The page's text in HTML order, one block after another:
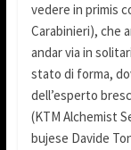
vedere in primis
Carabinieri), che
andar via in
stato di forma,
dell’esperto
(KTM Alchemist
bujese Davide